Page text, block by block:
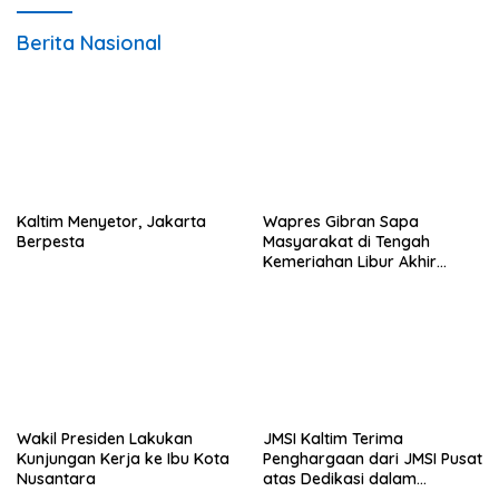
Berita Nasional
Kaltim Menyetor, Jakarta
Berpesta
Wapres Gibran Sapa
Masyarakat di Tengah
Kemeriahan Libur Akhir
Wakil Presiden Lakukan
Kunjungan Kerja ke Ibu Kota
Nusantara
JMSI Kaltim Terima
Penghargaan dari JMSI Pusat
atas Dedikasi dalam